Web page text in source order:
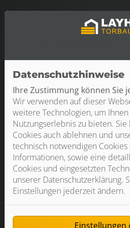
1983
1986 Andreas Layh
1991
Datenschutzhinweise
Ihre Zustimmung können Sie
Wir verwenden auf dieser
weitere Technologien, um
Nutzungserlebnis zu bieten. Sie
Cookies auch ablehnen und
technisch notwendigen
Informationen, sowie eine
Cookies und eingesetzten
unserer Datenschutzerklärung.
Einstellungen jederzeit ändern.
Einstellungen